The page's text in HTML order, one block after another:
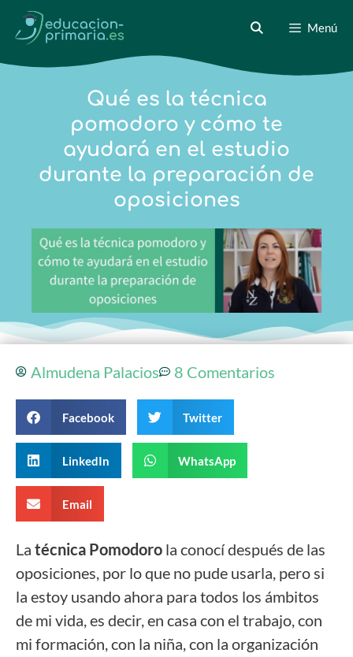
Menú
Qué es la técnica
pomodoro y cómo te
ayudará en el estudio
durante la preparación de
oposiciones
Almudena Palacios 8 Comentarios
Facebook Twitter
LinkedIn WhatsApp
Email
La técnica Pomodoro la conocí después de las
oposiciones, por lo que no pude usarla, pero si
la estoy usando ahora para todos los ámbitos
de mi vida, es decir, en casa con el trabajo, con
mi formación, con la niña, con la organización